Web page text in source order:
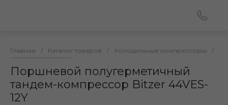
Главная / Каталог товаров / Холодильные компрессоры /
Поршневой полугерметичный
тандем-компрессор Bitzer 44VES-
12Y